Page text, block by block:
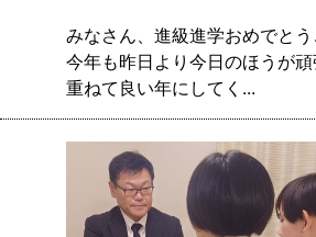
みなさん、進級進学おめでとう
今年も昨日より今日のほうが
重ねて良い年にしてく...